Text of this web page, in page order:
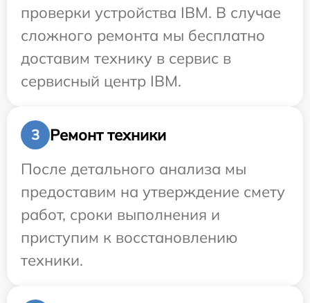
проверки устройства IBM. В случае
сложного ремонта мы бесплатно
доставим технику в сервис в
сервисный центр IBM.
3
Ремонт техники
После детального анализа мы
предоставим на утверждение смету
работ, сроки выполнения и
приступим к восстановлению
техники.